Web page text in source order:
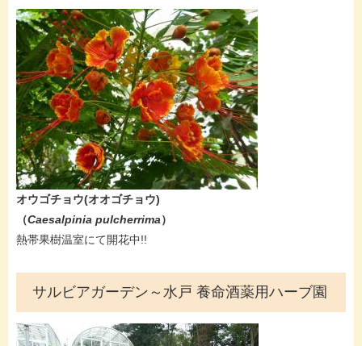
オウゴチョウ(オオゴチョウ)
（Caesalpinia pulcherrima）
熱帯果樹温室にて開花中!!​
サルビアガーデン～水戸 養命酒薬用ハーブ園